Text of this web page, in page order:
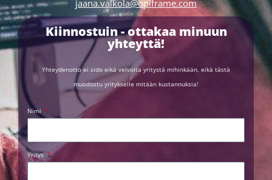
jaana.valkola@opiframe.com
Kiinnostuin - ottakaa minuun
yhteyttä!
Yhteydenotto ei sido eikä velvoita yritystä mihinkään, eikä tästä
muodostu yritykselle mitään kustannuksia!
Nimi
Yritys